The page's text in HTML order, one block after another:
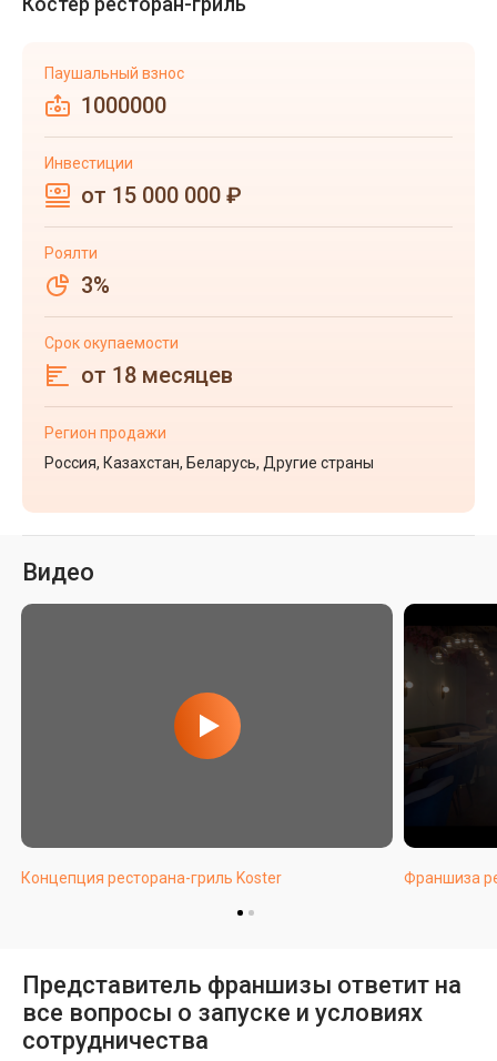
Паушальный взнос
1000000
Инвестиции
от 15 000 000 ₽
Роялти
3%
Срок окупаемости
от 18 месяцев
Регион продажи
Россия, Казахстан, Беларусь, Другие страны
Видео
Концепция ресторана-гриль Koster Франшиза
Представитель франшизы ответит на
все вопросы о запуске и условиях
сотрудничества